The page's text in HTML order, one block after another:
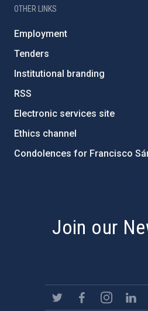
OTHER LINKS
Employment
Tenders
Institutional branding
RSS
Electronic services site
Ethics channel
Condolences for Francisco
Join our